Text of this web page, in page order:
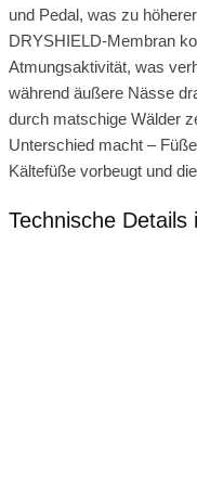
und Pedal, was zu
DRYSHIELD-Membran
Atmungsaktivität, was
während äußere Nässe
durch matschige Wälder
Unterschied macht –
Kältefüße vorbeugt und
Technische Details